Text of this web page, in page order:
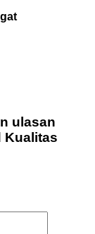
ulasan
Kualitas